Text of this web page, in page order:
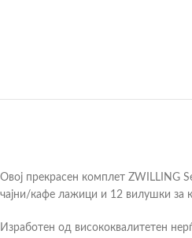
Овој прекрасен комплет ZWILLING
чајни/кафе лажици и 12 вилушки за
Изработен од висококвалитетен